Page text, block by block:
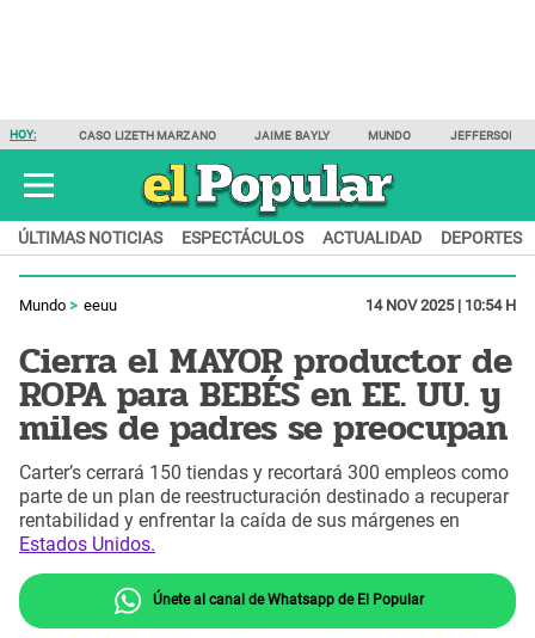
HOY: CASO LIZETH MARZANO JAIME BAYLY MUNDO JEFFERSON
ÚLTIMAS NOTICIAS ESPECTÁCULOS ACTUALIDAD DEPORTES
Mundo eeuu 14 NOV 2025 | 10:54 H
Cierra el MAYOR productor de
ROPA para BEBÉS en EE. UU. y
miles de padres se preocupan
Carter’s cerrará 150 tiendas y recortará 300 empleos como
parte de un plan de reestructuración destinado a recuperar
rentabilidad y enfrentar la caída de sus márgenes en
Estados Unidos.
Únete al canal de Whatsapp de El Popular